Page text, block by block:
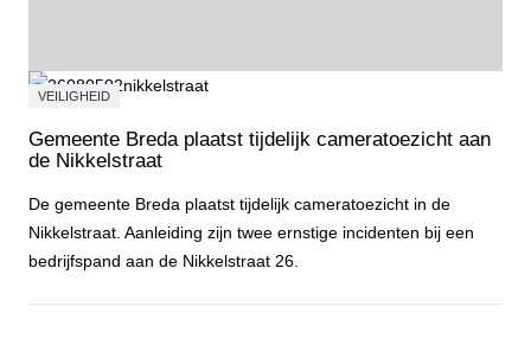
VEILIGHEID
Gemeente Breda plaatst tijdelijk cameratoezicht aan
de Nikkelstraat
De gemeente Breda plaatst tijdelijk cameratoezicht in de
Nikkelstraat. Aanleiding zijn twee ernstige incidenten bij een
bedrijfspand aan de Nikkelstraat 26.